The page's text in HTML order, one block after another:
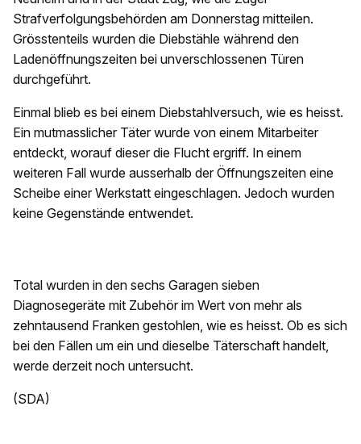
Strafverfolgungsbehörden am Donnerstag mitteilen.
Grösstenteils wurden die Diebstähle während den
Ladenöffnungszeiten bei unverschlossenen Türen
durchgeführt.
Einmal blieb es bei einem Diebstahlversuch, wie es heisst.
Ein mutmasslicher Täter wurde von einem Mitarbeiter
entdeckt, worauf dieser die Flucht ergriff. In einem
weiteren Fall wurde ausserhalb der Öffnungszeiten eine
Scheibe einer Werkstatt eingeschlagen. Jedoch wurden
keine Gegenstände entwendet.
Total wurden in den sechs Garagen sieben
Diagnosegeräte mit Zubehör im Wert von mehr als
zehntausend Franken gestohlen, wie es heisst. Ob es sich
bei den Fällen um ein und dieselbe Täterschaft handelt,
werde derzeit noch untersucht.
(SDA)